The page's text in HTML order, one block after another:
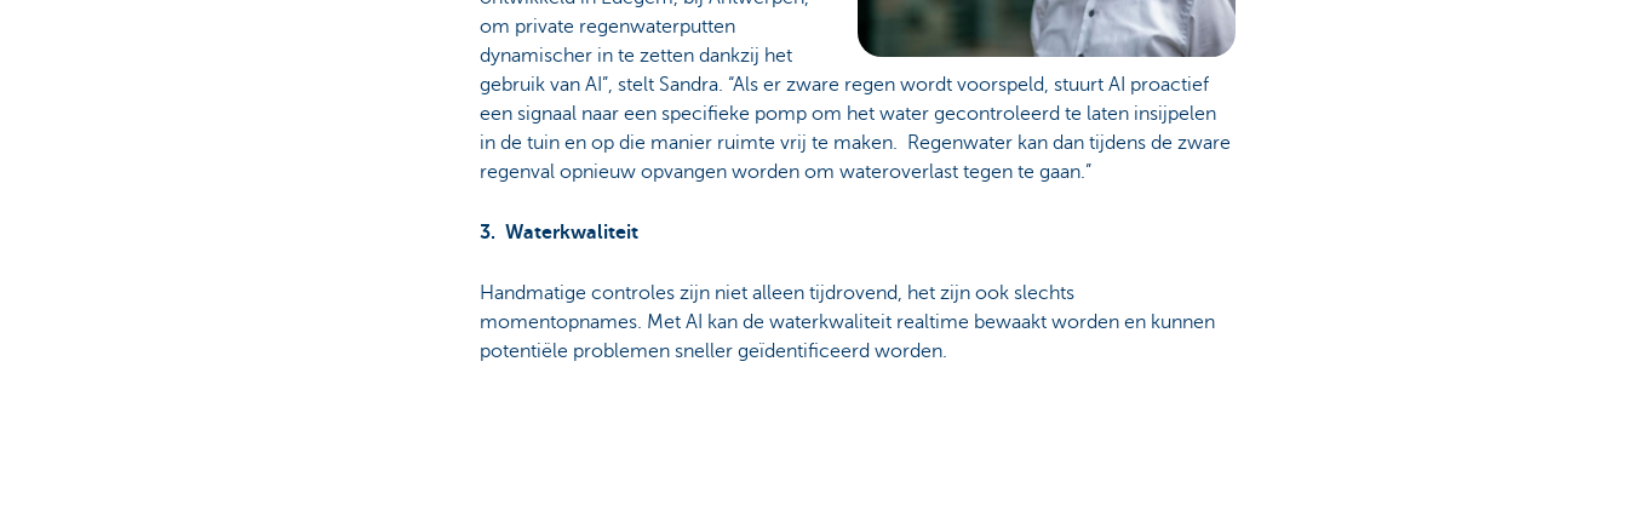
om private regenwaterputten
dynamischer in te zetten dankzij het
gebruik van AI”, stelt Sandra. “Als er zware regen wordt voorspeld, stuurt AI proactief
een signaal naar een specifieke pomp om het water gecontroleerd te laten insijpelen
in de tuin en op die manier ruimte vrij te maken. Regenwater kan dan tijdens de zware
regenval opnieuw opvangen worden om wateroverlast tegen te gaan.”
3. Waterkwaliteit
Handmatige controles zijn niet alleen tijdrovend, het zijn ook slechts
momentopnames. Met AI kan de waterkwaliteit realtime bewaakt worden en kunnen
potentiële problemen sneller geïdentificeerd worden.